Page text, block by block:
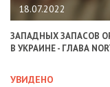
18.07.2022
ЗАПАДНЫХ ЗАПАСОВ
В УКРАИНЕ - ГЛАВА
УВИДЕНО